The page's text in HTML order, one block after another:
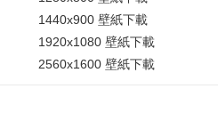
1440x900 壁紙下載
1920x1080 壁紙下載
2560x1600 壁紙下載